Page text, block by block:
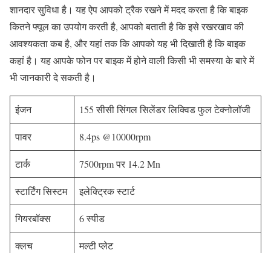
शानदार सुविधा है। यह ऐप आपको ट्रैक रखने में मदद करता है कि बाइक
कितने फ्यूल का उपयोग करती है, आपको बताती है कि इसे रखरखाव की
आवश्यकता कब है, और यहां तक ​​​​कि आपको यह भी दिखाती है कि बाइक
कहां है। यह आपके फोन पर बाइक में होने वाली किसी भी समस्या के बारे में
भी जानकारी दे सकती है।
इंजन 155 सीसी सिंगल सिलेंडर लिक्विड फुल टेक्नोलॉजी
पावर 8.4ps @10000rpm
टार्क 7500rpm पर 14.2 Mn
स्टार्टिंग सिस्टम इलेक्ट्रिक स्टार्ट
गियरबॉक्स 6 स्पीड
क्लच मल्टी प्लेट